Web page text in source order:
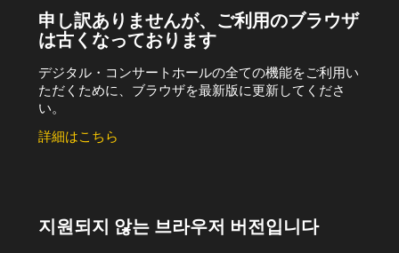
申し訳ありませんが、ご利用のブラウザ
は古くなっております
デジタル・コンサートホールの全ての機能をご利用い
ただくために、ブラウザを最新版に更新してくださ
い。
詳細はこちら
지원되지 않는 브라우저 버전입니다